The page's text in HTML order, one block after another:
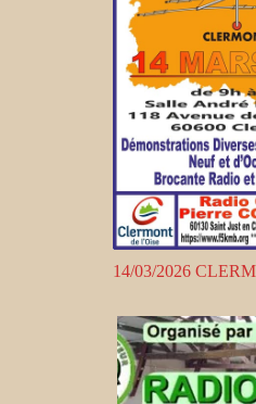
14/03/2026